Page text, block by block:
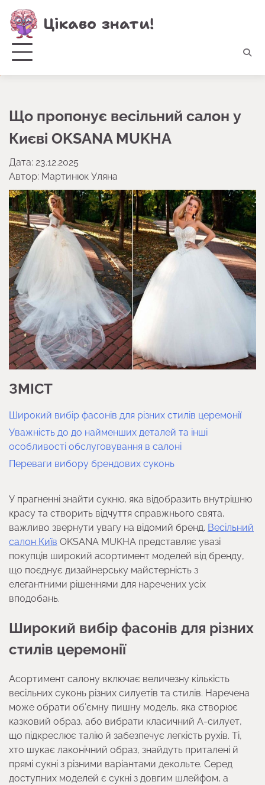
Перейти
до
вмісту
Цікаво знати!
Що пропонує весільний салон у
Києві OKSANA MUKHA
Дата: 23.12.2025
Автор: Мартинюк Уляна
ЗМІСТ
Широкий вибір фасонів для різних стилів церемонії
Уважність до до найменших деталей та інші
особливості обслуговування в салоні
Переваги вибору брендових суконь
У прагненні знайти сукню, яка відобразить внутрішню
красу та створить відчуття справжнього свята,
важливо звернути увагу на відомий бренд. Весільний
салон Київ OKSANA MUKHA представляє увазі
покупців широкий асортимент моделей від бренду,
що поєднує дизайнерську майстерність з
елегантними рішеннями для наречених усіх
вподобань.
Широкий вибір фасонів для різних
стилів церемонії
Асортимент салону включає величезну кількість
весільних суконь різних силуетів та стилів. Наречена
може обрати об’ємну пишну модель, яка створює
казковий образ, або вибрати класичний А-силует,
що підкреслює талію й забезпечує легкість рухів. Ті,
хто шукає лаконічний образ, знайдуть приталені й
прямі сукні з різними варіантами декольте. Серед
доступних моделей є сукні з довгим шлейфом, а